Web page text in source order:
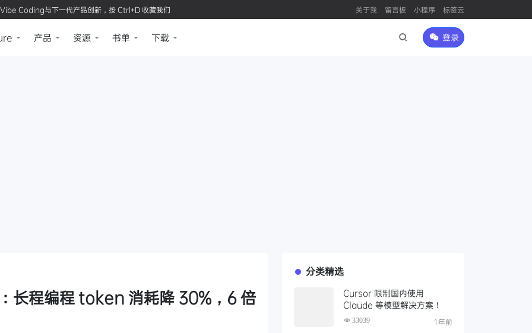
Coding与下一代产品创新，按 Ctrl+D 收藏我们 关于我 留言板 小程序 标签云
产品 资源 书单 下载 登录
长程编程 token 消耗降 30%，6 倍
分类精选
Cursor 限制国内使用
Claude 等模型解决方案！
33039 1年前